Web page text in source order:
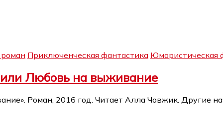
Приключенческая фантастика Юмористическая
Любовь на выживание
Роман, 2016 год. Читает Алла Човжик. Другие